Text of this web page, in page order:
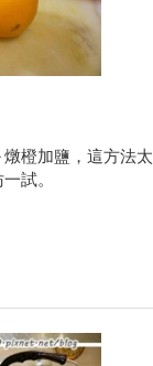
橙加鹽，這方法
試。